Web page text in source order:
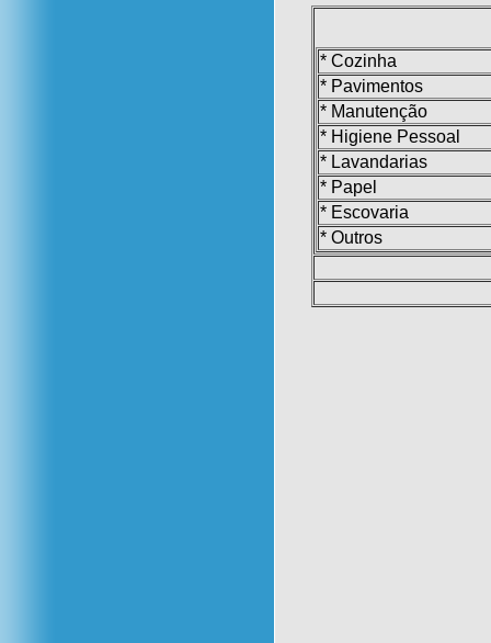
* Cozinha
* Pavimentos
* Manutenção
* Higiene Pessoal
* Lavandarias
* Papel
* Escovaria
* Outros